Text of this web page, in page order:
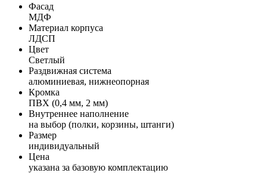
Фасад
МДФ
Материал корпуса
ЛДСП
Цвет
Светлый
Раздвижная система
алюминиевая, нижнеопорная
Кромка
ПВХ (0,4 мм, 2 мм)
Внутреннее наполнение
на выбор (полки, корзины, штанги)
Размер
индивидуальный
Цена
указана за базовую комплектацию